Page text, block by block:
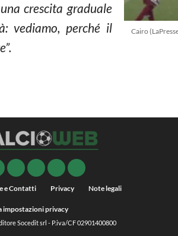
Cairo
crescita graduale
vediamo, perché il
e Contatti Privacy Note legali
impostazioni privacy
Socedit srl - P.iva/CF 02901400800